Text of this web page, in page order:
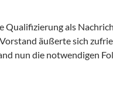
Qualifizierung als
äußerte sich
nun die notwendigen